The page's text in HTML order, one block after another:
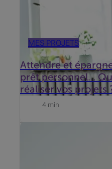
MES PROJETS
Attendre et
prêt personnel…
réaliser vos projets
4 min